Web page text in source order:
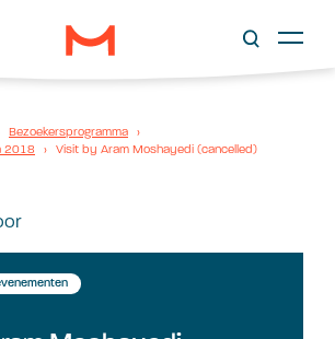
Bezoekersprogramma
›
2018
› Visit by Aram Moshayedi (cancelled)